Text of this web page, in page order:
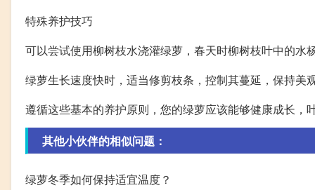
特殊养护技巧
可以尝试使用柳树枝水浇灌绿萝，春天时柳树枝叶中的水
绿萝生长速度快时，适当修剪枝条，控制其蔓延，保持美
遵循这些基本的养护原则，您的绿萝应该能够健康成长，
其他小伙伴的相似问题：
绿萝冬季如何保持适宜温度？